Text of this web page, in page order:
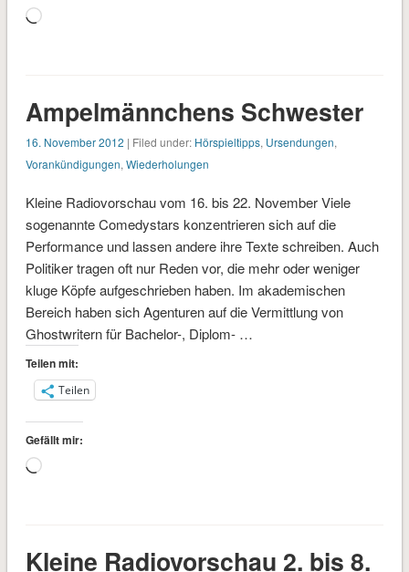
Wird
Ampelmännchens Schwester
16. November 2012 | Filed under: Hörspieltipps, Ursendungen,
Vorankündigungen, Wiederholungen
Kleine Radiovorschau vom 16. bis 22. November Viele
sogenannte Comedystars konzentrieren sich auf die
Performance und lassen andere ihre Texte schreiben. Auch
Politiker tragen oft nur Reden vor, die mehr oder weniger
kluge Köpfe aufgeschrieben haben. Im akademischen
Bereich haben sich Agenturen auf die Vermittlung von
Ghostwritern für Bachelor-, Diplom- …
Teilen mit:
Teilen
Gefällt mir:
Wird
Kleine Radiovorschau 2. bis 8.